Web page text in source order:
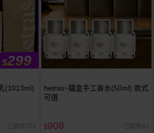
$299
(1013ml)
已銷售739
hetras~鐵盒手工香水(50ml) 款式
可選
$908 已銷售84